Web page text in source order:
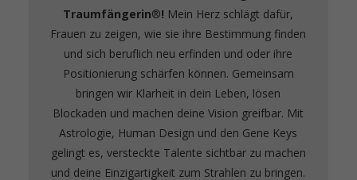
Traumfängerin®️! Mein Herz schlägt dafür,
Frauen zu zeigen, wie sie ihre Bestimmung finden
und sich beruflich neu erfinden und oder ihre
Positionierung schärfen können. Gemeinsam
bringen wir Klarheit in dein Leben, lösen
Blockaden und machen deine Vision greifbar. Mit
Astrologie, Human Design und den Gene Keys
gelingt es, versteckte Talente sichtbar zu machen
und deine Einzigartigkeit zum Strahlen zu bringen.